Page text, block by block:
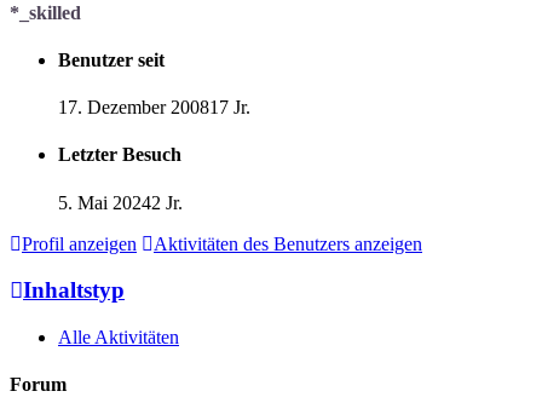
*_skilled
Benutzer seit
17. Dezember 200817 Jr.
Letzter Besuch
5. Mai 20242 Jr.
Profil anzeigen
Aktivitäten des Benutzers anzeigen
Inhaltstyp
Alle Aktivitäten
Forum